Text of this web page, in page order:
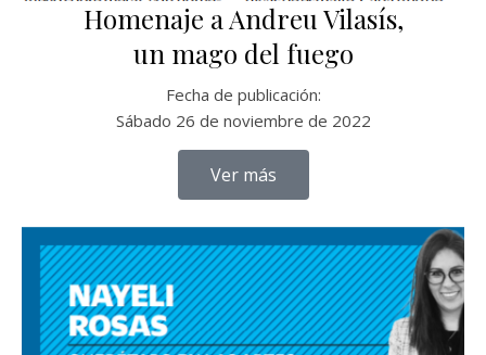
Homenaje a Andreu Vilasís,
un mago del fuego
Fecha de publicación:
Sábado 26 de noviembre de 2022
Ver más